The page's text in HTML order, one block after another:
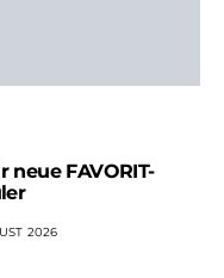
FAVORIT-
2026